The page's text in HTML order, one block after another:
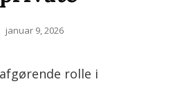
Posted
januar 9, 2026
rolle i